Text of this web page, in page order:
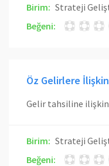
Birim: Strateji
Beğeni:
Öz Gelirlere
Birim: Strateji
Beğeni: